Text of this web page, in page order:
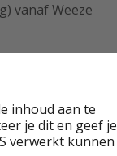
vanaf Weeze
Geniet van
jezelf in
inhoud aan te
je dit en geef je
verwerkt kunnen